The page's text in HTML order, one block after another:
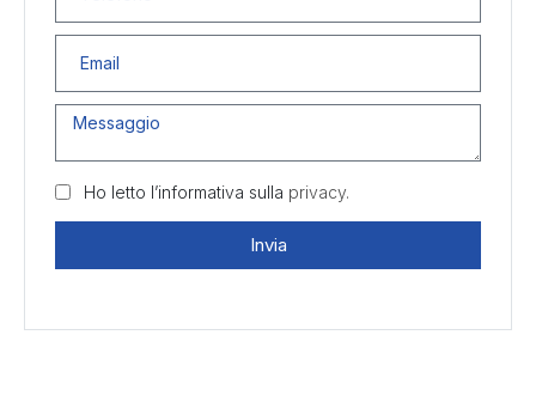
Ho letto l’informativa sulla privacy.
Invia